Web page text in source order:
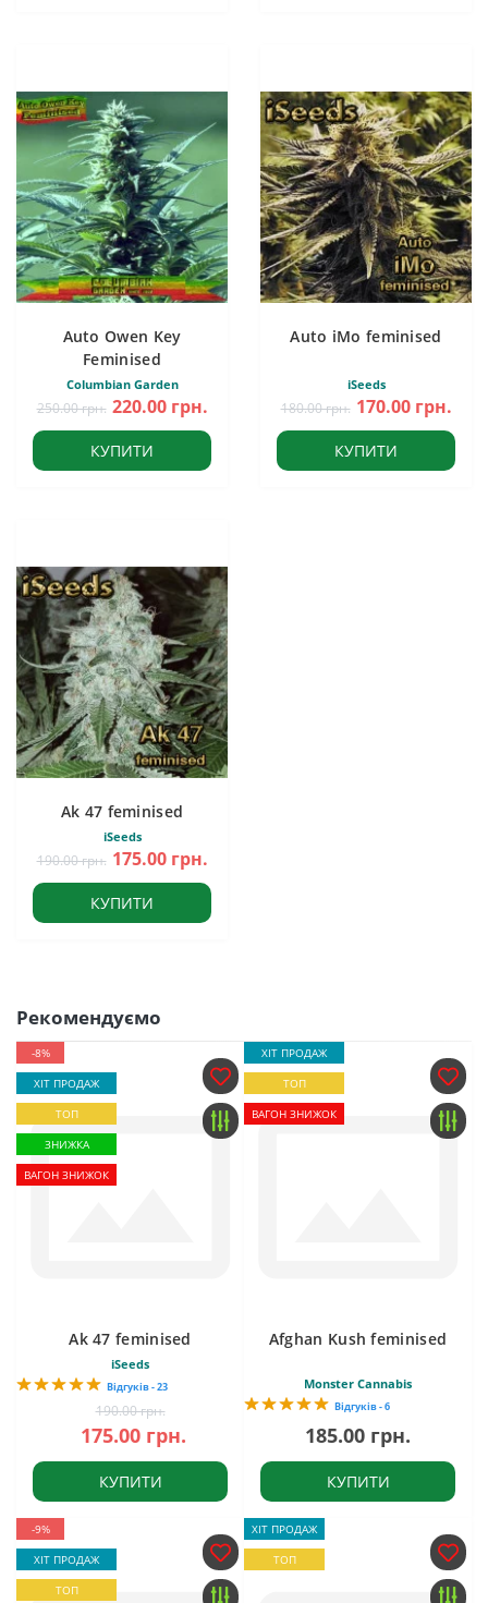
Auto Owen Key
Feminised
Columbian Garden
250.00 грн. 220.00 грн.
КУПИТИ
Auto iMo feminised
iSeeds
180.00 грн. 170.00 грн.
КУПИТИ
Ak 47 feminised
iSeeds
190.00 грн. 175.00 грн.
КУПИТИ
Рекомендуємо
-8%
ХІТ ПРОДАЖ
ТОП
ЗНИЖКА
ВАГОН ЗНИЖОК
Ak 47 feminised
iSeeds
Відгуків - 23
190.00 грн.
175.00 грн.
КУПИТИ
ХІТ ПРОДАЖ
ТОП
ВАГОН ЗНИЖОК
Afghan Kush feminised
Monster Cannabis
Відгуків - 6
185.00 грн.
КУПИТИ
-9%
ХІТ ПРОДАЖ
ТОП
ХІТ ПРОДАЖ
ТОП